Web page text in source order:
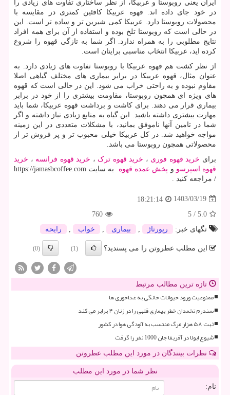
ایران یعنی روبوستا و عربیکا، از نظر ساختاری تفاوت های زیادی را
در خود جای داده اند. قهوه عربیکا کافئین کمتری در مقایسه با
محصولات روبوستا دارد. عربیکا کمی شیرین تر و ساده تر است. این
در حالی است که روبوستا تلخ بوده و استفاده از آن برای همه افراد
نتایج مطلوبی را به همراه ندارد. اگر شما به تازگی قهوه را شروع
کرده اید، عربیکا انتخاب مناسبی برایتان است.
از نظر کشت هم قهوه عربیکا با روبوستا تفاوت های زیادی دارد. به
عنوان مثال، قهوه عربیکا در برابر بیماری های مختلف گیاهی اصلا
مقاوم نبوده و به راحتی خراب می شود. این در حالی است که قهوه
های ویژه ای همچون روبوستا، مقاومت بیشتری را از خود در برابر
بیماری قرار می دهند. برای کاشت و برداشت قهوه عربیکا، شما باید
مهارت بیشتری داشته باشید. این گیاه به منابع زیادی نیاز داشته و اگر
شما در تامین آنها ناموفق بمانید، با مشکلات متعددی در این زمینه
مواجه خواهید شد. در کل عربیکا خیلی محبوب تر و پر فروش تر از
محصولاتی همچون روبوستا می باشد.
برای خرید قهوه فوری ، خرید قهوه ترک ، خرید قهوه فرانسه ، خرید
قهوه اسپرسو و پخش عمده قهوه به سایت https://jamasbcoffee.com
/ مراجعه کنید .
1403/03/19
18:21:14
5.0
/
5
760
تگهای خبر:
رپورتاژ , بیماری , خواب , رایحه
این مطلب عطروتن را می پسندید؟ (1)
(0)
تازه ترین مطالب مرتبط
ممنوعیت ورود حیوانات خانگی به غذاخوری ها
سندرم تخمدان خطر بیماری قلبی را در زنان ۴ برابر می کند
ثبت ۵۸ هزار مرگ منتسب به آلودگی هوا در کشور
شیوع ابولا در آفریقا جان 1000 نفر را گرفت
نظرات بینندگان در مورد این مطلب عطروتن
نظر شما در مورد این مطلب
نام: